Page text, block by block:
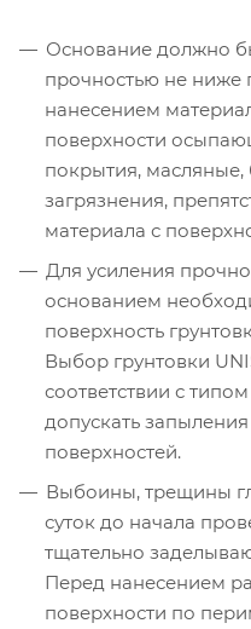
Основание должно
прочностью не ниже
нанесением
поверхности
покрытия, масляные,
загрязнения,
материала с
Для усиления
основанием
поверхность
Выбор грунтовки
соответствии с
допускать
поверхностей.
Выбоины, трещины
суток до начала
тщательно
Перед нанесением
поверхности по